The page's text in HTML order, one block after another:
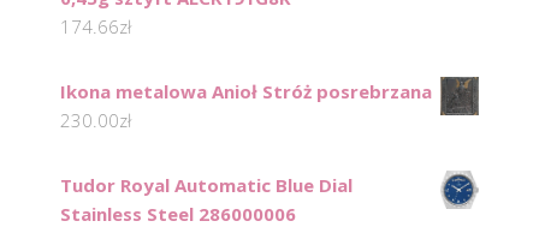
174.66zł
Ikona metalowa Anioł Stróż posrebrzana
230.00zł
Tudor Royal Automatic Blue Dial
Stainless Steel 286000006